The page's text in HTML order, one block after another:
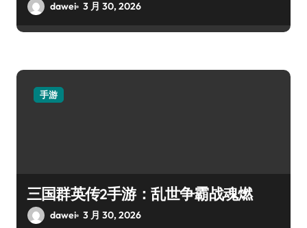
dawei 3 月 30, 2026
手游
三国群英传2手游：乱世争霸战魂燃
dawei 3 月 30, 2026